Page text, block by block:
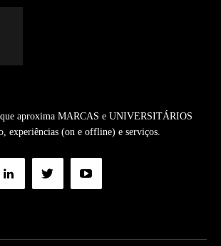
aproxima MARCAS e UNIVERSITÁRIOS
experiências (on e offline) e serviços.